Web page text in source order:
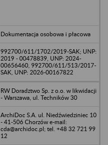
Dokumentacja osobowa i płacowa
992700/611/1702/2019-SAK; UNP:
2019 - 00478839, UNP: 2024-
00656460, 992700/611/513/2017-
SAK, UNP: 2026-00167822
RW Doradztwo Sp. z o.o. w likwidacji
- Warszawa, ul. Techników 30
ArchiDoc S.A. ul. Niedźwiedziniec 10
- 41-506 Chorzów e-mail:
cda@archidoc.pl; tel. +48 32 721 99
12